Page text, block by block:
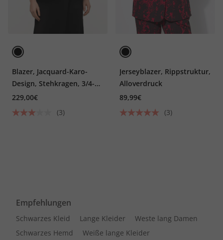
Blazer, Jacquard-Karo-
Design, Stehkragen, 3/4-
Tulpenarm
229,00€
(3)
Jerseyblazer, Rippstruktur,
Alloverdruck
89,99€
(3)
Empfehlungen
Schwarzes Kleid Lange Kleider
Weste lang Damen
Schwarzes Hemd
Weiße lange Kleider